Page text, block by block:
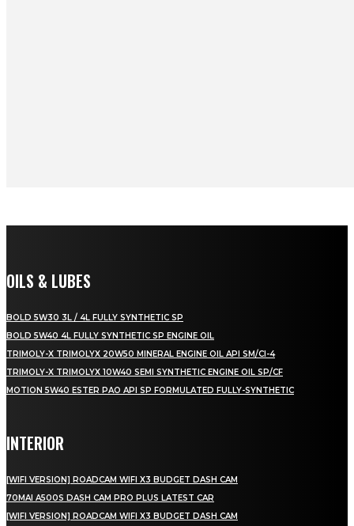
OILS & LUBES
BOLD 5W30 3L / 4L FULLY SYNTHETIC SP
BOLD 5W40 4L FULLY SYNTHETIC SP ENGINE OIL
TRIMOLY-X TRIMOLYX 20W50 MINERAL ENGINE OIL API SM/CI-4
TRIMOLY-X TRIMOLYX 10W40 SEMI SYNTHETIC ENGINE OIL SP/CF
MOTION 5W40 ESTER PAO API SP FORMULATED FULLY-SYNTHETIC
INTERIOR
[WIFI VERSION] ROADCAM WIFI X3 BUDGET DASH CAM
70MAI A500S DASH CAM PRO PLUS LATEST CAR
[WIFI VERSION] ROADCAM WIFI X3 BUDGET DASH CAM